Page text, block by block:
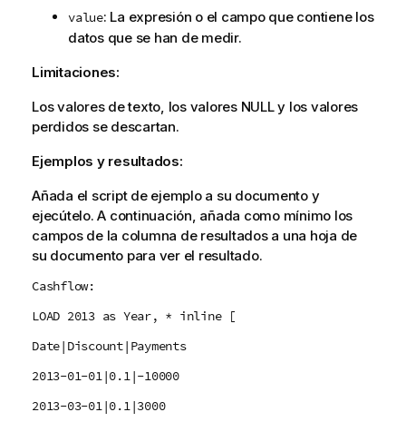
value: La expresión o el campo que contiene los
datos que se han de medir.
Limitaciones:
Los valores de texto, los valores NULLy los valores
perdidos se descartan.
Ejemplos y resultados:
Añada el script de ejemplo a su documento y
ejecútelo. A continuación, añada como mínimo los
campos de la columna de resultados a una hoja de
su documento para ver el resultado.
Cashflow:
LOAD 2013 as Year, * inline [
Date|Discount|Payments
2013-01-01|0.1|-10000
2013-03-01|0.1|3000